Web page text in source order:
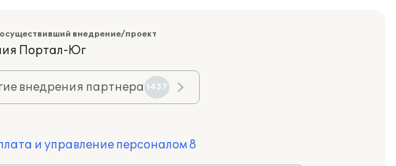
внедрение/проект
Портал-Юг
внедрения партнера 1437
и управление персоналом 8